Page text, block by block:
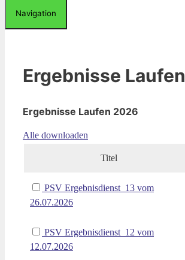
Navigation
Ergebnisse Laufen
Ergebnisse Laufen 2026
Alle downloaden
Titel
PSV Ergebnisdienst_13 vom
26.07.2026
PSV Ergebnisdienst_12 vom
12.07.2026